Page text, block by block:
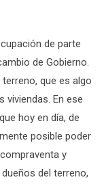
de parte
de Gobierno.
que es algo
viviendas. En ese
hoy en día, de
posible poder
y
del terreno,